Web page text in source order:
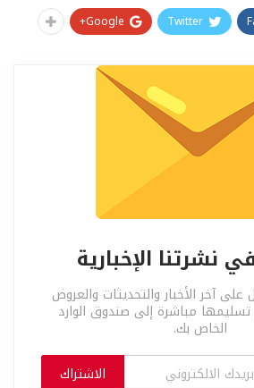
Twitter
Google+
نشرتنا الإخبارية
آخر الأخبار والتحديثات والعروض
تسليمها مباشرة إلى صندوق الوارد
الخاص بك.
الاشتراك